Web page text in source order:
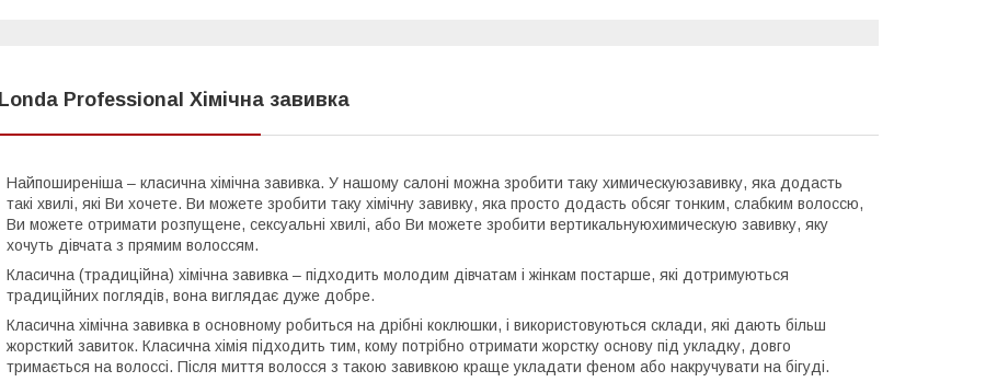
Londa Professional Хімічна завивка
Найпоширеніша – класична хімічна завивка. У нашому салоні можна зробити таку химическуюзавивку, яка додасть
такі хвилі, які Ви хочете. Ви можете зробити таку хімічну завивку, яка просто додасть обсяг тонким, слабким волоссю,
Ви можете отримати розпущене, сексуальні хвилі, або Ви можете зробити вертикальнуюхимическую завивку, яку
хочуть дівчата з прямим волоссям.
Класична (традиційна) хімічна завивка – підходить молодим дівчатам і жінкам постарше, які дотримуються
традиційних поглядів, вона виглядає дуже добре.
Класична хімічна завивка в основному робиться на дрібні коклюшки, і використовуються склади, які дають більш
жорсткий завиток. Класична хімія підходить тим, кому потрібно отримати жорстку основу під укладку, довго
тримається на волоссі. Після миття волосся з такою завивкою краще укладати феном або накручувати на бігуді.